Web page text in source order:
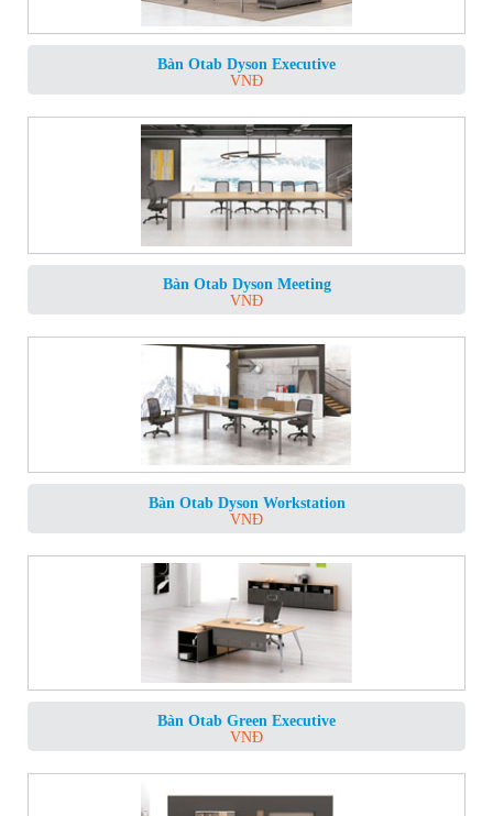
Bàn Otab Dyson Executive
VNĐ
Bàn Otab Dyson Meeting
VNĐ
Bàn Otab Dyson Workstation
VNĐ
Bàn Otab Green Executive
VNĐ